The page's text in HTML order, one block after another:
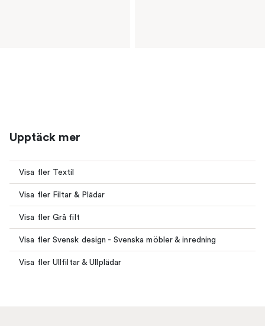
Upptäck mer
Visa fler Textil
Visa fler Filtar & Plädar
Visa fler Grå filt
Visa fler Svensk design - Svenska möbler & inredning
Visa fler Ullfiltar & Ullplädar